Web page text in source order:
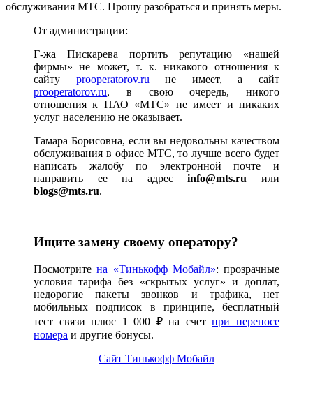
обслуживания МТС. Прошу разобраться и принять меры.
От администрации:
Г-жа Пискарева портить репутацию «нашей
фирмы» не может, т. к. никакого отношения к
сайту prooperatorov.ruне имеет, а сайт
prooperatorov.ru, в свою очередь, никого
отношения к ПАО «МТС» не имеет и никаких
услуг населению не оказывает.
Тамара Борисовна, если вы недовольны качеством
обслуживания в офисе МТС, то лучше всего будет
написать жалобу по электронной почте и
направить ее на адресinfo@mts.ru или
blogs@mts.ru.
Ищите замену своему оператору?
Посмотритена «Тинькофф Мобайл»: прозрачные
условия тарифа без «скрытых услуг» и доплат,
недорогие пакеты звонков и трафика, нет
мобильных подписок в принципе, бесплатный
тест связи плюс 1 000 ₽ на счетпри переносе
номера и другие бонусы.
Сайт Тинькофф Мобайл